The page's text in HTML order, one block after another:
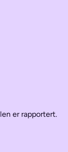
er rapportert.